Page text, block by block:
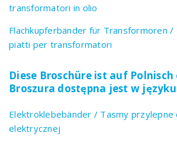
transformatori in olio
Flachkupferbänder für Transformoren /
piatti per transformatori
Diese Broschüre ist auf
Broszura dostępna jest w
Elektroklebebänder / Tasmy przylepne
elektrycznej